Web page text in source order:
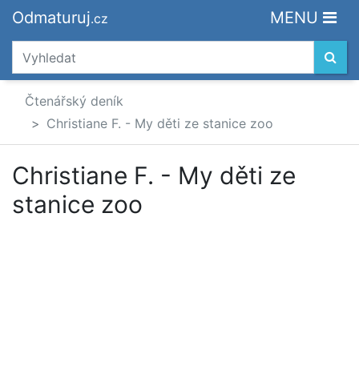
Odmaturuj.cz MENU
Čtenářský deník
Christiane F. - My děti ze stanice zoo
Christiane F. - My děti ze
stanice zoo